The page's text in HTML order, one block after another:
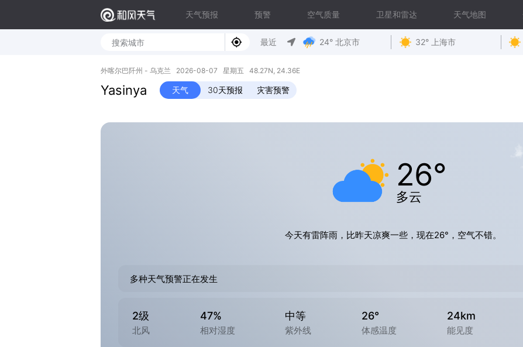
天气预报 预警 空气质量 卫星和雷达 天气地图
最近 24° 北京市 32° 上海市
外喀尔巴阡州 - 乌克兰 2026-08-07 星期五 48.27N, 24.36E
Yasinya 天气 30天预报 灾害预警
26°
多云
今天有雷阵雨，比昨天凉爽一些，现在26°，空气不错。
多种天气预警正在发生
2级
北风
47%
相对湿度
中等
紫外线
26°
体感温度
24km
能见度